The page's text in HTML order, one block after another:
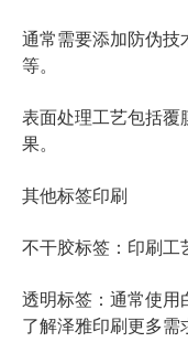
通常需要添加防伪技
等。
表面处理工艺包括覆
果。
其他标签印刷
不干胶标签 ：印刷
透明标签：通常使用
了解泽雅印刷更多需